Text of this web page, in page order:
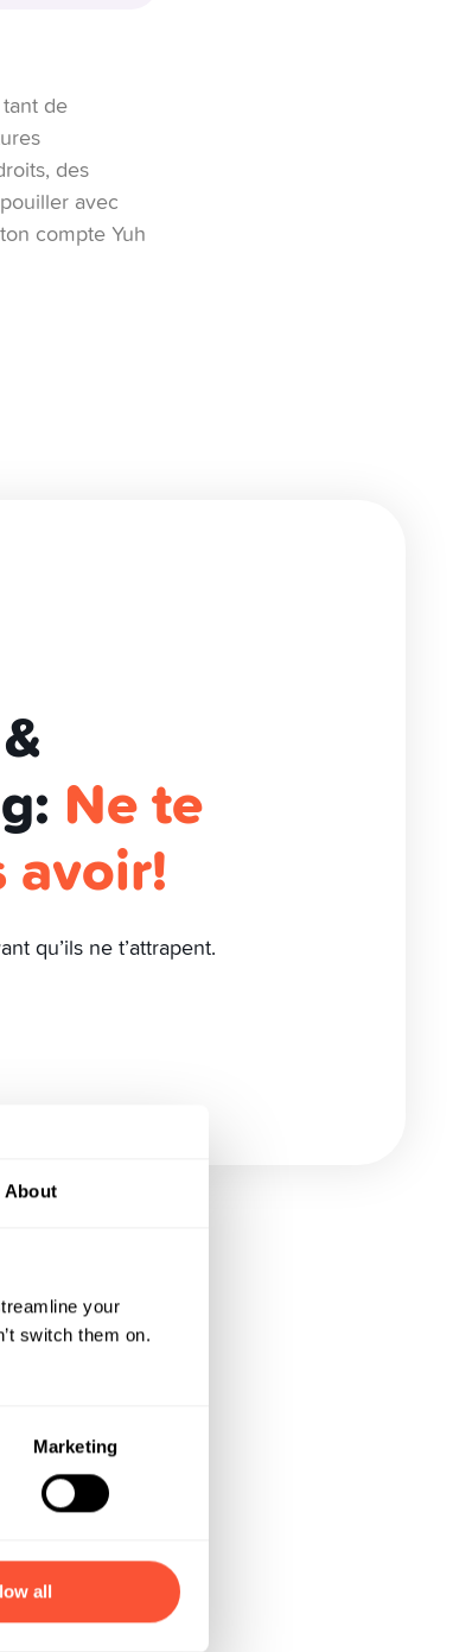
About
your
switch them on.
Marketing
all
pour être
élevés ou
de
des
avec
compte Yuh
Ne te
avoir!
qu’ils ne t’attrapent.
leur
nous servent
Il te suffit
de manière